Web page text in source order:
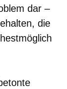
dar –
die